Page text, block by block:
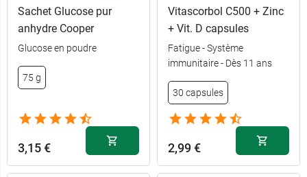
100 ml
4,99 €
2 x 75 ml 9,98 €
Sachet Glucose pur
anhydre Cooper
Glucose en poudre
75 g
3,15 €
Vitascorbol C500 + Zinc
+ Vit. D capsules
Fatigue - Système
immunitaire - Dès 11 ans
30 capsules
2,99 €